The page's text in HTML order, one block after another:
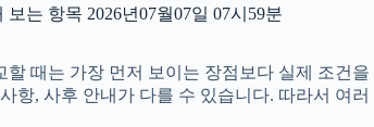
는 항목 2026년07월07일 07시59분
때는 가장 먼저 보이는 장점보다 실제 조건
항, 사후 안내가 다를 수 있습니다. 따라서 여